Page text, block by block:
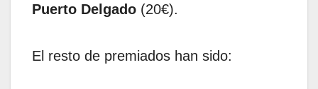
Puerto Delgado (20€).
El resto de premiados han sido: